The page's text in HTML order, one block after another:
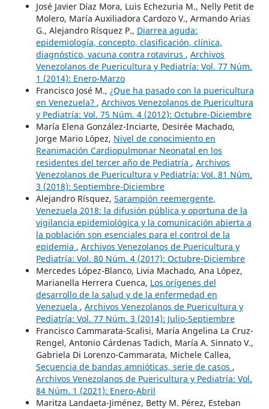
José Javier Díaz Mora, Luis Echezuria M., Nelly Petit de
Molero, María Auxiliadora Cardozo V., Armando Arias
G., Alejandro Rísquez P., Diarrea aguda:
epidemiología, concepto, clasificación, clínica,
diagnóstico, vacuna contra rotavirus , Archivos
Venezolanos de Puericultura y Pediatría: Vol. 77 Núm.
1 (2014): Enero-Marzo
Francisco José M., ¿Que ha pasado con la puericultura
en Venezuela? , Archivos Venezolanos de Puericultura
y Pediatría: Vol. 75 Núm. 4 (2012): Octubre-Diciembre
María Elena González-Inciarte, Desirée Machado,
Jorge Mario López, Nivel de conocimiento en
Reanimación Cardiopulmonar Neonatal en los
residentes del tercer año de Pediatría , Archivos
Venezolanos de Puericultura y Pediatría: Vol. 81 Núm.
3 (2018): Septiembre-Diciembre
Alejandro Rísquez, Sarampión reemergente,
Venezuela 2018: la difusión pública y oportuna de la
vigilancia epidemiológica y la comunicación abierta a
la población son esenciales para el control de la
epidemia , Archivos Venezolanos de Puericultura y
Pediatría: Vol. 80 Núm. 4 (2017): Octubre-Diciembre
Mercedes López-Blanco, Livia Machado, Ana López,
Marianella Herrera Cuenca, Los orígenes del
desarrollo de la salud y de la enfermedad en
Venezuela , Archivos Venezolanos de Puericultura y
Pediatría: Vol. 77 Núm. 3 (2014): Julio-Septiembre
Francisco Cammarata-Scalisi, María Angelina La Cruz-
Rengel, Antonio Cárdenas Tadich, María A. Sinnato V.,
Gabriela Di Lorenzo-Cammarata, Michele Callea,
Secuencia de bandas amnióticas, serie de casos ,
Archivos Venezolanos de Puericultura y Pediatría: Vol.
84 Núm. 1 (2021): Enero-Abril
Maritza Landaeta-Jiménez, Betty M. Pérez, Esteban